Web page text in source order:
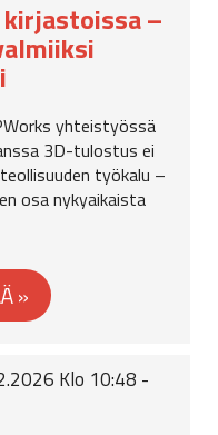
–
yhteistyössä
3D-tulostus ei
työkalu –
osa nykyaikaista
Klo 10:48 -